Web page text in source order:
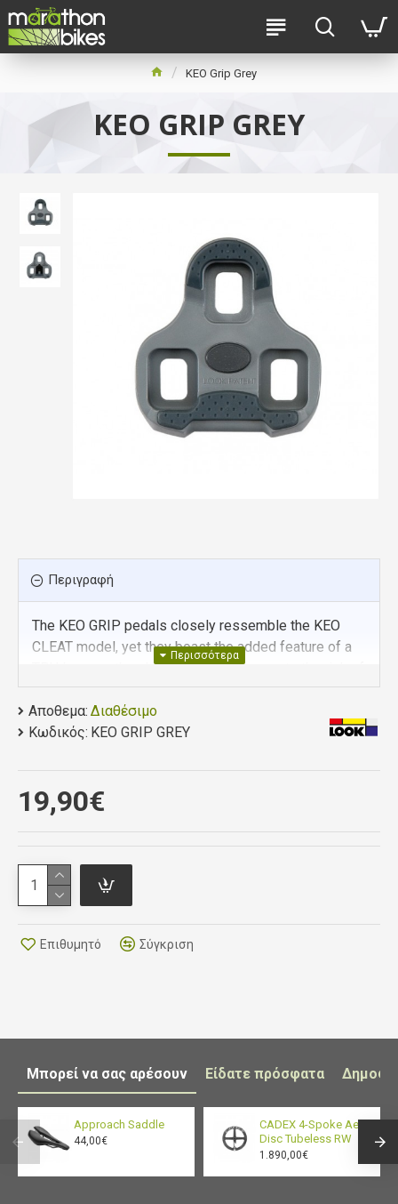
KEO Grip Grey
KEO GRIP GREY
Περιγραφή
The KEO GRIP pedals closely ressemble the KEO
CLEAT model, yet they boast the added feature of a
TPU layer on the shoe side which prevents the risk of
cleats sliding on carbon soles. Their anti-slip surface
on the pedal side offers extra safety and stability
when walking. Available in 0°, 4.5° and 9° float
Αποθεμα: Διαθέσιμο
Κωδικός: KEO GRIP GREY
19,90€
Επιθυμητό Σύγκριση
Μπορεί να σας αρέσουν Είδατε πρόσφατα
Approach Saddle
44,00€
CADEX 4-Spoke Aero
Disc Tubeless RW
1.890,00€